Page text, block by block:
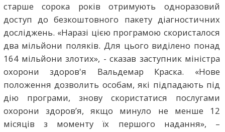
старше сорока років отримують одноразовий
доступ до безкоштовного пакету діагностичних
досліджень. «Наразі цією програмою скористалося
два мільйони поляків. Для цього виділено понад
164 мільйони злотих», - сказав заступник міністра
охорони здоров'я Вальдемар Краска. «Нове
положення дозволить особам, які підпадають під
дію програми, знову скористатися послугами
охорони здоров’я, якщо минуло не менше 12
місяців з моменту їх першого надання», –